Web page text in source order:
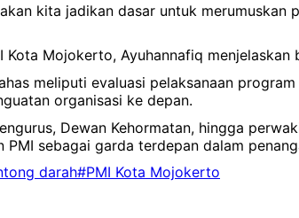
kita jadikan dasar untuk
Kota Mojokerto, Ayuhannafiq
meliputi evaluasi pelaksanaan
organisasi ke depan.
Dewan Kehormatan, hingga
PMI sebagai garda terdepan dalam
darah#PMI Kota Mojokerto